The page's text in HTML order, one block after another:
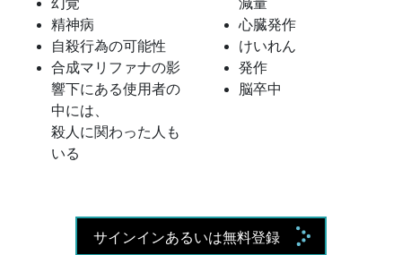
幻覚
精神病
自殺行為の可能性
合成マリファナの影
響下にある使用者の
中には、
殺人に関わった人も
いる
減量
心臓発作
けいれん
発作
脳卒中
サインインあるいは無料登録